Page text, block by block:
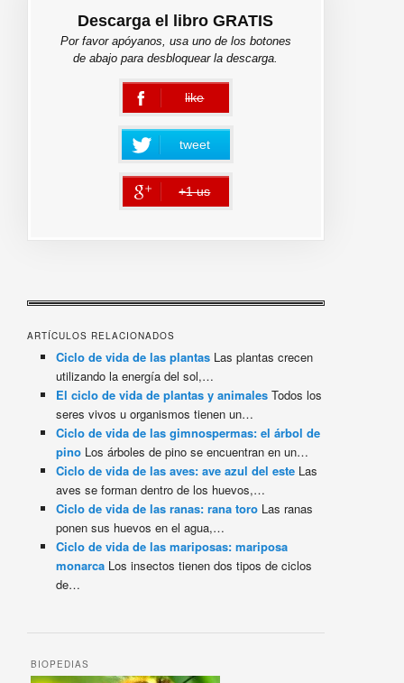
Descarga el libro GRATIS
Por favor apóyanos, usa uno de los botones
de abajo para desbloquear la descarga.
like
error
tweet
+1 us
error
ARTÍCULOS RELACIONADOS
Ciclo de vida de las plantas Las plantas crecen
utilizando la energía del sol,…
El ciclo de vida de plantas y animales Todos los
seres vivos u organismos tienen un…
Ciclo de vida de las gimnospermas: el árbol de
pino Los árboles de pino se encuentran en un…
Ciclo de vida de las aves: ave azul del este Las
aves se forman dentro de los huevos,…
Ciclo de vida de las ranas: rana toro Las ranas
ponen sus huevos en el agua,…
Ciclo de vida de las mariposas: mariposa
monarca Los insectos tienen dos tipos de ciclos
de…
BIOPEDIAS